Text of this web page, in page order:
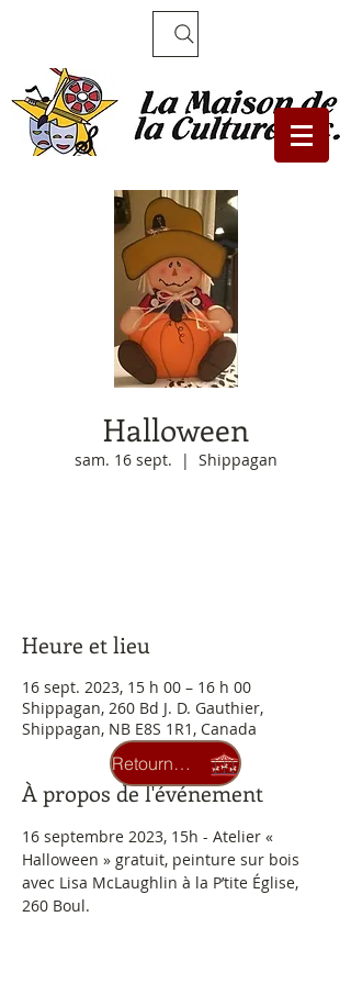
Halloween
sam. 16 sept.
  |
Shippagan
Heure et lieu
16 sept. 2023, 15 h 00 – 16 h 00
Shippagan, 260 Bd J. D. Gauthier,
Shippagan, NB E8S 1R1, Canada
À propos de l'événement
16 septembre 2023, 15h - Atelier «
Halloween » gratuit, peinture sur bois
avec Lisa McLaughlin à la P’tite Église,
260 Boul.
Retourner au carrousel